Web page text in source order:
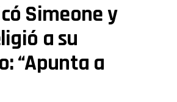
Simeone y
a su
“Apunta a